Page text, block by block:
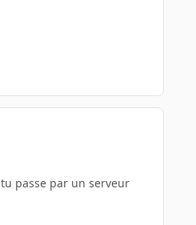
passe par un serveur